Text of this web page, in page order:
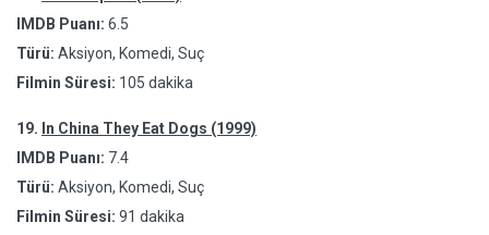
IMDB Puanı: 6.5
Türü: Aksiyon, Komedi, Suç
Filmin Süresi: 105 dakika
19. In China They Eat Dogs (1999)
IMDB Puanı: 7.4
Türü: Aksiyon, Komedi, Suç
Filmin Süresi: 91 dakika